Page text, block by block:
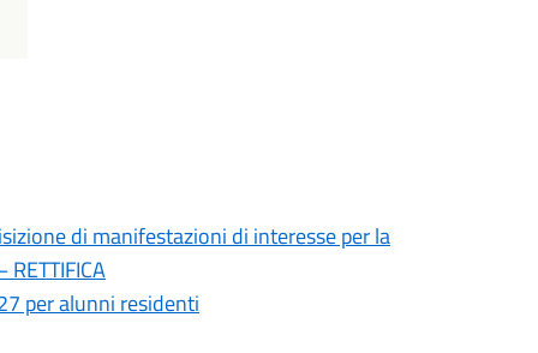
di manifestazioni di interesse per la
per alunni residenti